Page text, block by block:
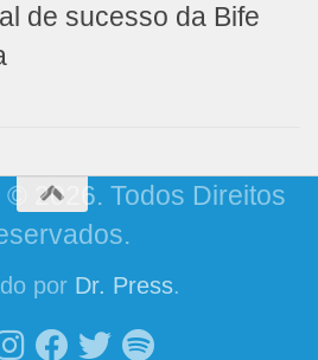
de sucesso da Bife
© 2026. Todos Direitos
por Dr. Press.